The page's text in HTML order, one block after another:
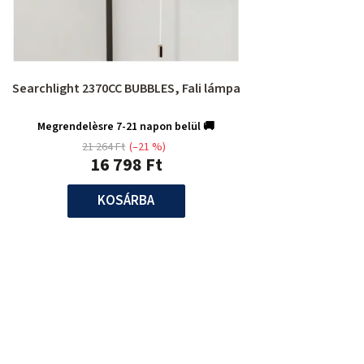
Searchlight 2370CC BUBBLES, Fali lámpa
Megrendelèsre 7-21 napon belül 🚚
16 798 Ft
21 264 Ft (–21 %)
KOSÁRBA